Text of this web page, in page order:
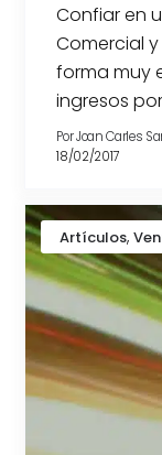
Confiar en
Comercial
forma muy
ingresos
PorJoan Carles
18/02/2017
Artículos,